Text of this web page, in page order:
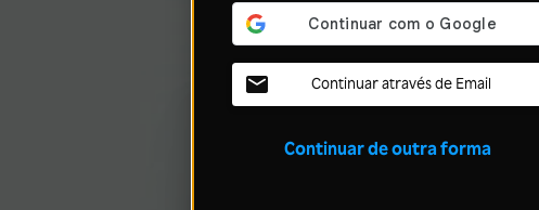
Continuar através de Email
Continuar de outra forma